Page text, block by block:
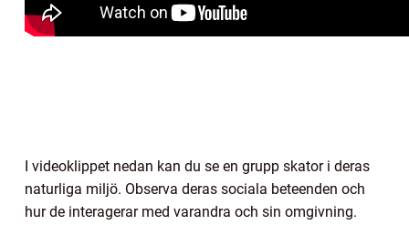
I videoklippet nedan kan du se en grupp skator i deras
naturliga miljö. Observa deras sociala beteenden och
hur de interagerar med varandra och sin omgivning.